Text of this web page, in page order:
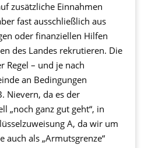
zusätzliche Einnahmen
fast ausschließlich aus
oder finanziellen Hilfen
des Landes rekrutieren. Die
Regel – und je nach
an Bedingungen
Nievern, da es der
„noch ganz gut geht“, in
A, da wir um
auch als „Armutsgrenze“